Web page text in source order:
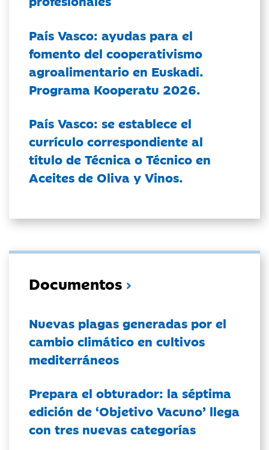
País Vasco: ayudas para el
fomento del cooperativismo
agroalimentario en Euskadi.
Programa Kooperatu 2026.
País Vasco: se establece el
currículo correspondiente al
título de Técnica o Técnico en
Aceites de Oliva y Vinos.
Documentos
Nuevas plagas generadas por el
cambio climático en cultivos
mediterráneos
Prepara el obturador: la séptima
edición de ‘Objetivo Vacuno’ llega
con tres nuevas categorías